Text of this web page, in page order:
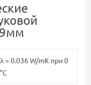
λ = 0.036 W/mK при 0
°C